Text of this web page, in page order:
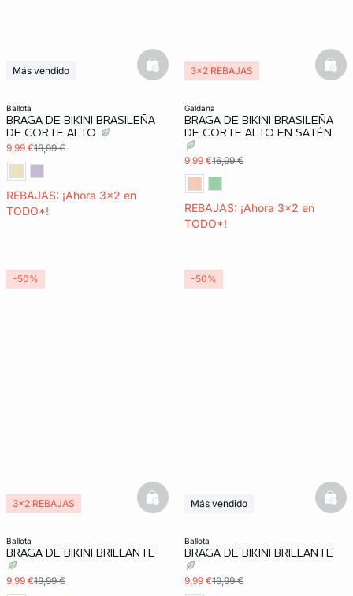
ballota
BRAGA DE BIKINI BRASILEÑA
DE CORTE ALTO
9,99 €19,99 €
REBAJAS: ¡Ahora 3x2 en
TODO*!
Más vendido
basketfull
galdana
BRAGA DE BIKINI BRASILEÑA
DE CORTE ALTO EN SATÉN
9,99 €16,99 €
REBAJAS: ¡Ahora 3x2 en
TODO*!
3x2 REBAJAS
ballota
BRAGA DE BIKINI BRILLANTE
9,99 €19,99 €
3x2 REBAJAS basketfull
-50%
ballota
BRAGA DE BIKINI BRILLANTE
9,99 €19,99 €
Más vendido
-50%